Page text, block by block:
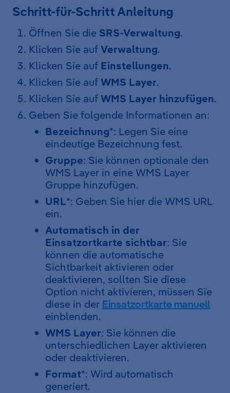
Schritt-für-Schritt Anleitung
Öffnen Sie die SRS-Verwaltung.
Klicken Sie auf Verwaltung.
Klicken Sie auf Einstellungen.
Klicken Sie auf WMS Layer.
Klicken Sie auf WMS Layer hinzufügen.
Geben Sie folgende Informationen an:
Bezeichnung*: Legen Sie eine
eindeutige Bezeichnung fest.
Gruppe: Sie können optionale den
WMS Layer in eine WMS Layer
Gruppe hinzufügen.
URL*: Geben Sie hier die WMS URL
ein.
Automatisch in der
Einsatzortkarte sichtbar: Sie
können die automatische
Sichtbarkeit aktivieren oder
deaktivieren, sollten Sie diese
Option nicht aktivieren, müssen Sie
diese in der Einsatzortkarte manuell
einblenden.
WMS Layer: Sie können die
unterschiedlichen Layer aktivieren
oder deaktivieren.
Format*: Wird automatisch
generiert.